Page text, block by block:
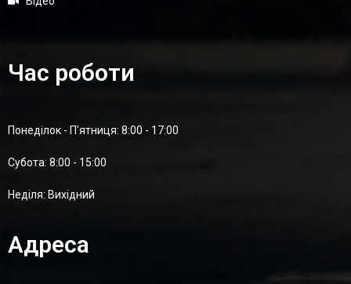
Час роботи
Понеділок - П'ятниця: 8:00 - 17:00
Суботa: 8:00 - 15:00
Неділя: Вихідний
Адреса